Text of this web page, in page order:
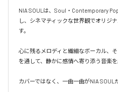
NIA SOULは、Soul・Contemporary
し、シネマティックな世界観でオリジ
す。
心に残るメロディと繊細なボーカル、
を通して、静かに感情へ寄り添う音楽を
カバーではなく、一曲一曲がNIA SOUL